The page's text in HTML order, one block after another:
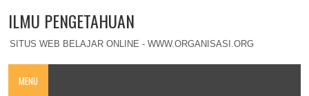
ILMU PENGETAHUAN
SITUS WEB BELAJAR ONLINE - WWW.ORGANISASI.ORG
MENU